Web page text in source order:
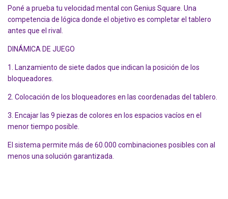
Poné a prueba tu velocidad mental con Genius Square. Una
competencia de lógica donde el objetivo es completar el tablero
antes que el rival.
DINÁMICA DE JUEGO
1. Lanzamiento de siete dados que indican la posición de los
bloqueadores.
2. Colocación de los bloqueadores en las coordenadas del tablero.
3. Encajar las 9 piezas de colores en los espacios vacíos en el
menor tiempo posible.
El sistema permite más de 60.000 combinaciones posibles con al
menos una solución garantizada.